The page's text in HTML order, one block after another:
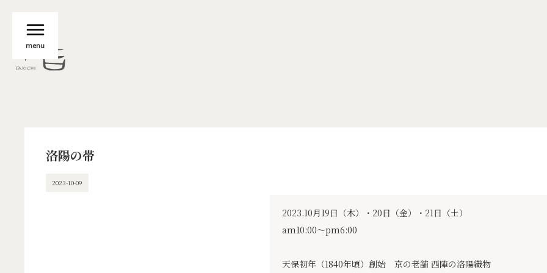
menu
洛陽の帯
2023-10-09
2023.10月19日（木）・20日（金）・21日（土）
am10:00〜pm6:00
天保初年（1840年頃）創始 京の老舗 西陣の洛陽織物